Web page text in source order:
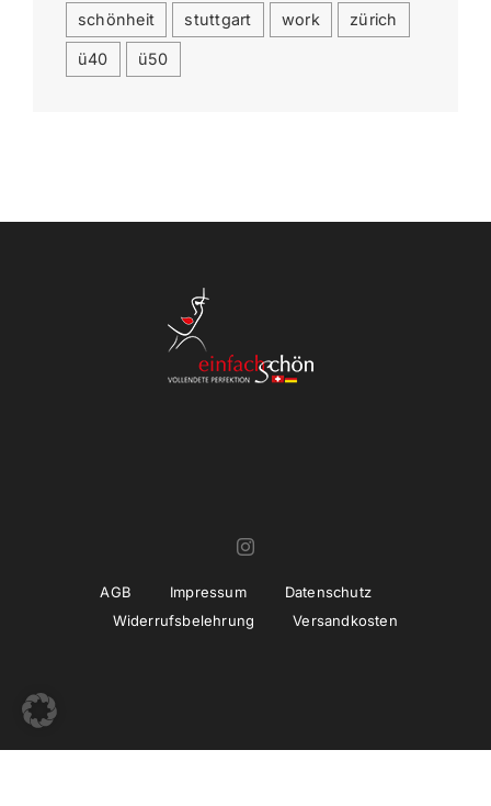
schönheit stuttgart work zürich
ü40 ü50
AGB Impressum
Datenschutz
Widerrufsbelehrung
Versandkosten